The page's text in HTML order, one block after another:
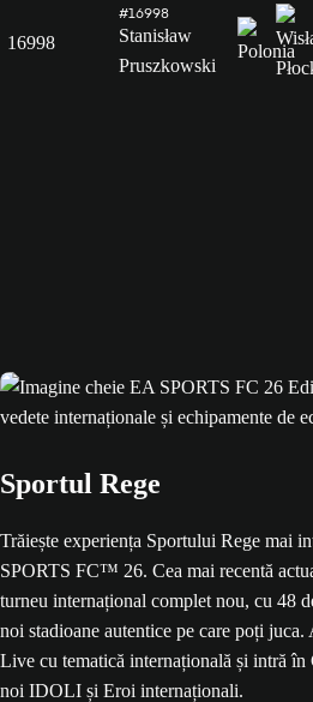
16998
#16998
Stanisław
Pruszkowski
Sportul Rege
Trăiește experiența Sportului Rege mai
SPORTS FC™ 26. Cea mai recentă
turneu internațional complet nou, cu 48
noi stadioane autentice pe care poți
Live cu tematică internațională și intră în
noi IDOLI și Eroi internaționali.